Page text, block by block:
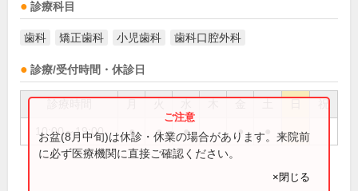
診療科目
歯科 矯正歯科 小児歯科 歯科口腔外科
診療/受付時間・休診日
祝
10:00～19:00 ● ● ● ●
お盆(8月中旬)は休診・休業の場合があります。来院前
に必ず医療機関に直接ご確認ください。
×閉じる